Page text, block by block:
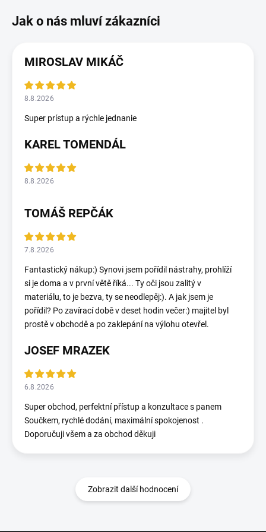
MIROSLAV MIKÁČ
8.8.2026
Super prístup a rýchle jednanie
KAREL TOMENDÁL
8.8.2026
TOMÁŠ REPČÁK
7.8.2026
Fantastický nákup:) Synovi jsem pořídil nástrahy, prohlíží
si je doma a v první větě říká... Ty oči jsou zalitý v
materiálu, to je bezva, ty se neodlepěj:). A jak jsem je
pořídil? Po zavírací době v deset hodin večer:) majitel byl
prostě v obchodě a po zaklepání na výlohu otevřel.
JOSEF MRAZEK
6.8.2026
Super obchod, perfektní přístup a konzultace s panem
Součkem, rychlé dodání, maximální spokojenost .
Doporučuji všem a za obchod děkuji
Zobrazit další hodnocení